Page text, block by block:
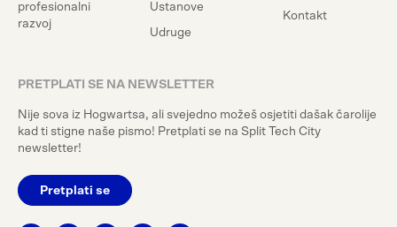
profesionalni
razvoj
Ustanove
Udruge
Kontakt
PRETPLATI SE NA NEWSLETTER
Nije sova iz Hogwartsa, ali svejedno možeš osjetiti dašak čarolije
kad ti stigne naše pismo! Pretplati se na Split Tech City
newsletter!
Pretplati se